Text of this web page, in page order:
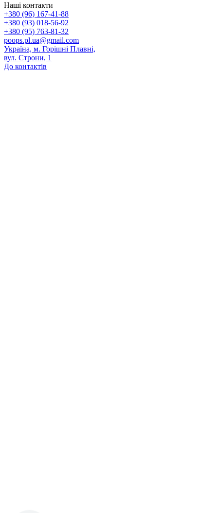
Наші контакти
+380 (96) 167-41-88
+380 (93) 018-56-92
+380 (95) 763-81-32
poops.pl.ua@gmail.com
Україна, м. Горішні Плавні,
вул. Строни, 1
До контактів